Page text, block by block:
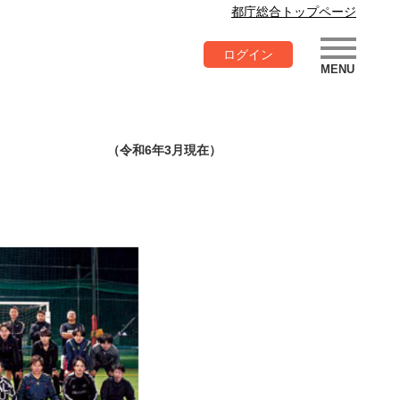
都庁総合トップページ
ログイン
（令和6年3月現在）